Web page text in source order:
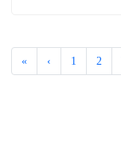
« ‹ 1 2